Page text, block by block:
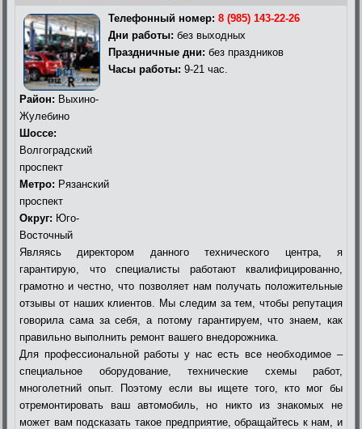
Телефонный номер: 8 (985) 143-22-26
Дни работы: без выходных
Праздничные дни: без праздников
Часы работы: 9-21 час.
Район: Выхино-
Жулебино
Шоссе:
Волгоградский
проспект
Метро: Рязанский
проспект
Округ: Юго-
Восточный
Являясь директором данного технического центра, я
гарантирую, что специалисты работают квалифицированно,
грамотно и честно, что позволяет нам получать положительные
отзывы от наших клиентов. Мы следим за тем, чтобы репутация
говорила сама за себя, а потому гарантируем, что знаем, как
правильно выполнить ремонт вашего внедорожника.
Для профессиональной работы у нас есть все необходимое –
специальное оборудование, технические схемы работ,
многолетний опыт. Поэтому если вы ищете того, кто мог бы
отремонтировать ваш автомобиль, но никто из знакомых не
может вам подсказать такое предприятие, обращайтесь к нам, и